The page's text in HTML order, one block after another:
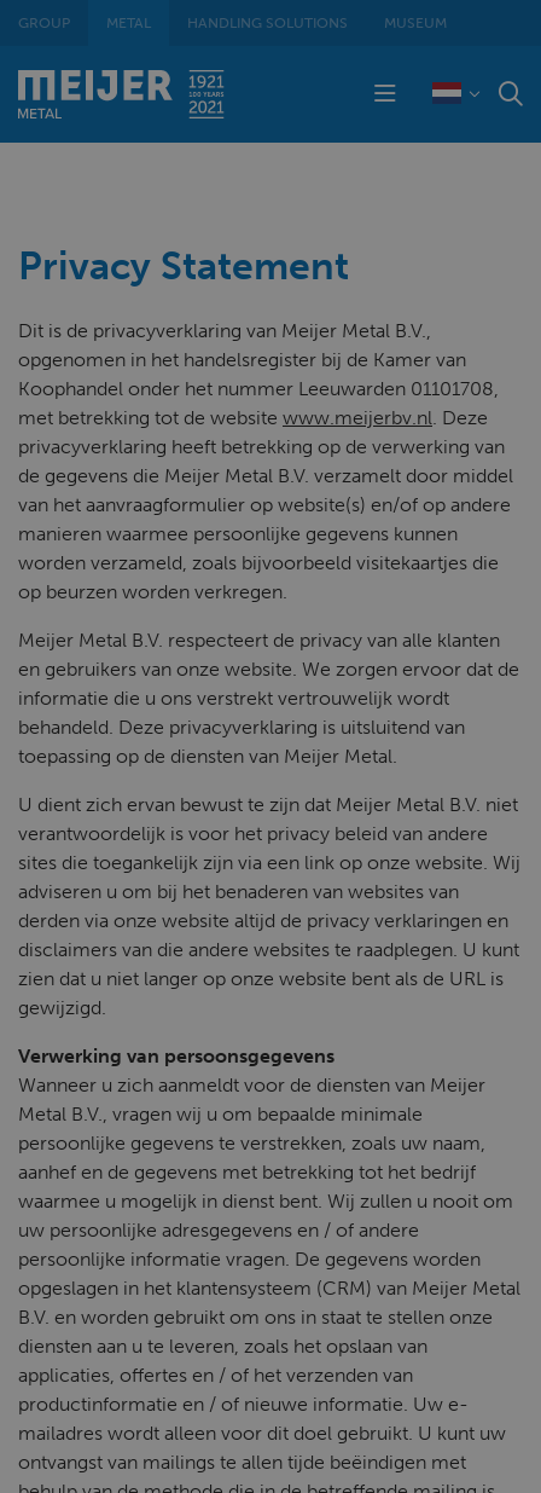
GROUP METAL HANDLING SOLUTIONS MUSEUM
Privacy Statement
Dit is de privacyverklaring van Meijer Metal B.V.,
opgenomen in het handelsregister bij de Kamer van
Koophandel onder het nummer Leeuwarden 01101708,
met betrekking tot de website www.meijerbv.nl. Deze
privacyverklaring heeft betrekking op de verwerking van
de gegevens die Meijer Metal B.V. verzamelt door middel
van het aanvraagformulier op website(s) en/of op andere
manieren waarmee persoonlijke gegevens kunnen
worden verzameld, zoals bijvoorbeeld visitekaartjes die
op beurzen worden verkregen.
Meijer Metal B.V. respecteert de privacy van alle klanten
en gebruikers van onze website. We zorgen ervoor dat de
informatie die u ons verstrekt vertrouwelijk wordt
behandeld. Deze privacyverklaring is uitsluitend van
toepassing op de diensten van Meijer Metal.
U dient zich ervan bewust te zijn dat Meijer Metal B.V. niet
verantwoordelijk is voor het privacy beleid van andere
sites die toegankelijk zijn via een link op onze website. Wij
adviseren u om bij het benaderen van websites van
derden via onze website altijd de privacy verklaringen en
disclaimers van die andere websites te raadplegen. U kunt
zien dat u niet langer op onze website bent als de URL is
gewijzigd.
Verwerking van persoonsgegevens
Wanneer u zich aanmeldt voor de diensten van Meijer
Metal B.V., vragen wij u om bepaalde minimale
persoonlijke gegevens te verstrekken, zoals uw naam,
aanhef en de gegevens met betrekking tot het bedrijf
waarmee u mogelijk in dienst bent. Wij zullen u nooit om
uw persoonlijke adresgegevens en / of andere
persoonlijke informatie vragen. De gegevens worden
opgeslagen in het klantensysteem (CRM) van Meijer Metal
B.V. en worden gebruikt om ons in staat te stellen onze
diensten aan u te leveren, zoals het opslaan van
applicaties, offertes en / of het verzenden van
productinformatie en / of nieuwe informatie. Uw e-
mailadres wordt alleen voor dit doel gebruikt. U kunt uw
ontvangst van mailings te allen tijde beëindigen met